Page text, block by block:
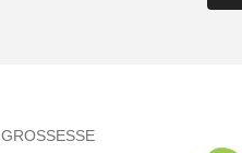
GROSSESSE